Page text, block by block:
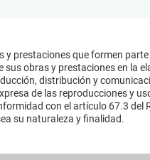
que formen
obras y prestaciones en la
distribución y
de las reproducciones y
con el artículo 67.3 del
su naturaleza y finalidad.